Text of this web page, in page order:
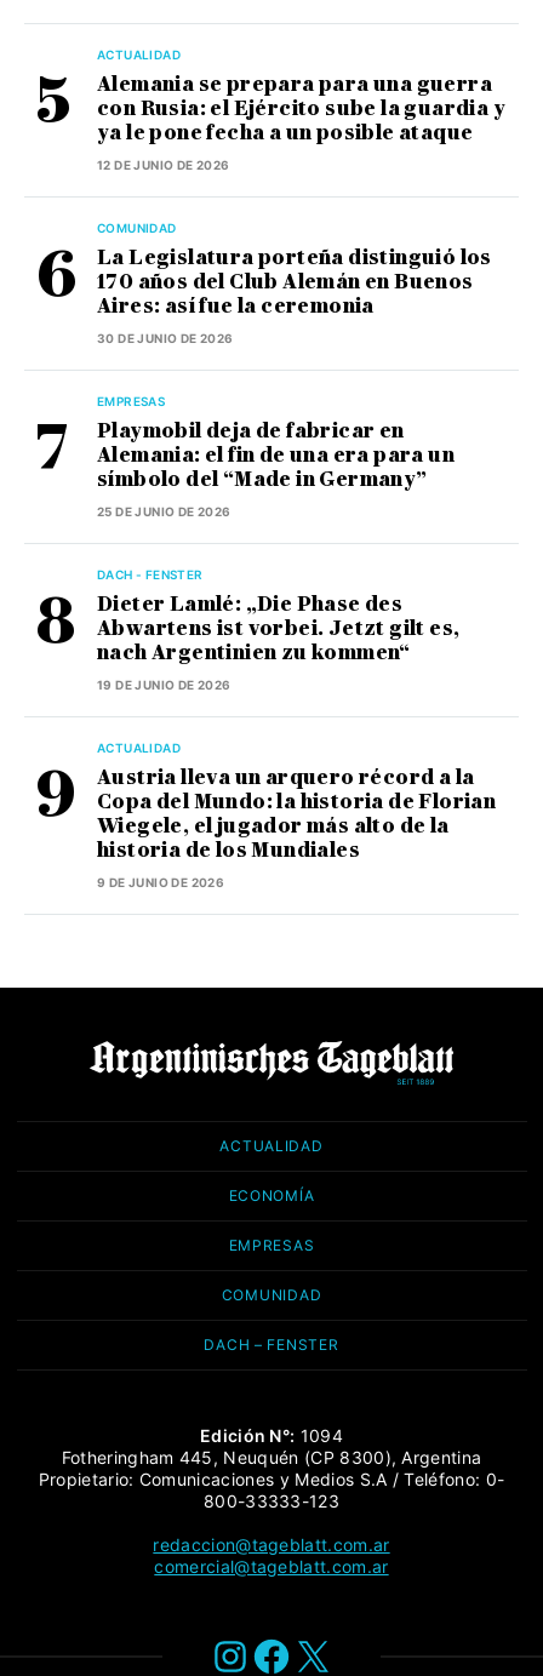
ACTUALIDAD
Alemania se prepara para una guerra
con Rusia: el Ejército sube la guardia y
ya le pone fecha a un posible ataque
12 DE JUNIO DE 2026
COMUNIDAD
La Legislatura porteña distinguió los
170 años del Club Alemán en Buenos
Aires: así fue la ceremonia
30 DE JUNIO DE 2026
EMPRESAS
Playmobil deja de fabricar en
Alemania: el fin de una era para un
símbolo del “Made in Germany”
25 DE JUNIO DE 2026
DACH - FENSTER
Dieter Lamlé: „Die Phase des
Abwartens ist vorbei. Jetzt gilt es,
nach Argentinien zu kommen“
19 DE JUNIO DE 2026
ACTUALIDAD
Austria lleva un arquero récord a la
Copa del Mundo: la historia de Florian
Wiegele, el jugador más alto de la
historia de los Mundiales
9 DE JUNIO DE 2026
ACTUALIDAD
ECONOMÍA
EMPRESAS
COMUNIDAD
DACH – FENSTER
Edición N°: 1094
Fotheringham 445, Neuquén (CP 8300), Argentina
Propietario: Comunicaciones y Medios S.A / Teléfono: 0-
800-33333-123
redaccion@tageblatt.com.ar
comercial@tageblatt.com.ar
Instagram
Facebook
X